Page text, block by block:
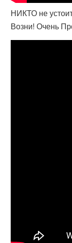
НИКТО не
Возни! Очень